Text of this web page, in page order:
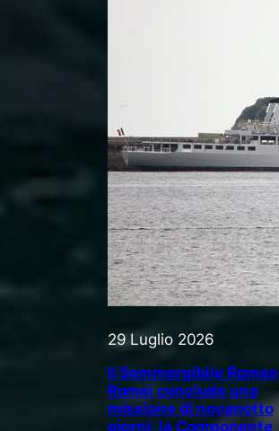
29 Luglio 2026
Il Sommergibile Romeo
Romei conclude una
missione di novanotto
giorni: la Componente